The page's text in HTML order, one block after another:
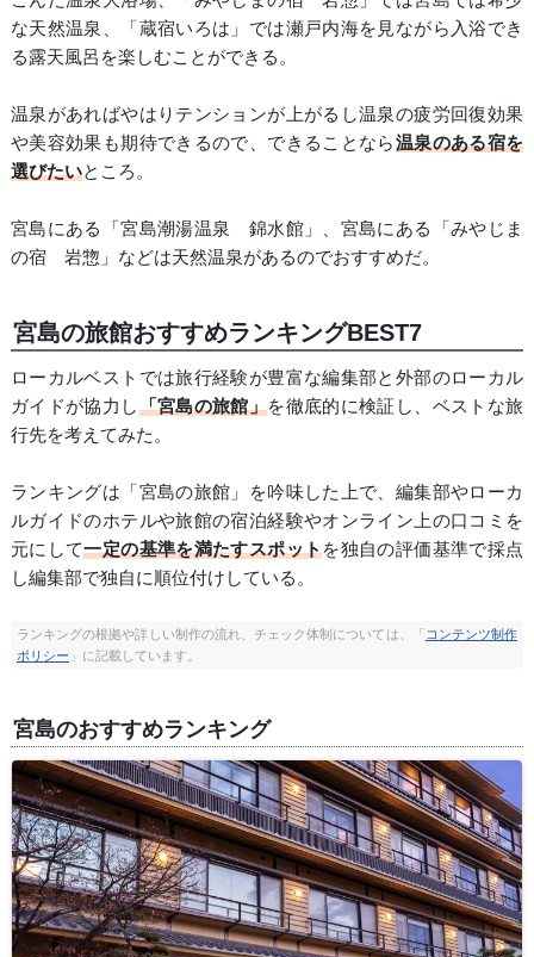
な天然温泉、「蔵宿いろは」では瀬戸内海を見ながら入浴でき
る露天風呂を楽しむことができる。
温泉があればやはりテンションが上がるし温泉の疲労回復効果
や美容効果も期待できるので、できることなら温泉のある宿を
選びたいところ。
宮島にある「宮島潮湯温泉 錦水館」、宮島にある「みやじま
の宿 岩惣」などは天然温泉があるのでおすすめだ。
宮島の旅館おすすめランキングBEST7
ローカルベストでは旅行経験が豊富な編集部と外部のローカル
ガイドが協力し「宮島の旅館」を徹底的に検証し、ベストな旅
行先を考えてみた。
ランキングは「宮島の旅館」を吟味した上で、編集部やローカ
ルガイドのホテルや旅館の宿泊経験やオンライン上の口コミを
元にして一定の基準を満たすスポットを独自の評価基準で採点
し編集部で独自に順位付けしている。
ランキングの根拠や詳しい制作の流れ、チェック体制については、「 コンテンツ制作
ポリシー 」に記載しています。
宮島のおすすめランキング